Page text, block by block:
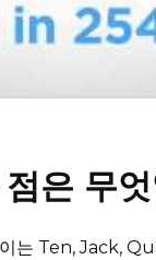
은 무
이는 Ten, Jack,